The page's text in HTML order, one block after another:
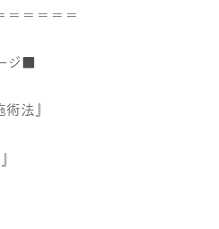
＝＝＝＝＝
ジ■
法』